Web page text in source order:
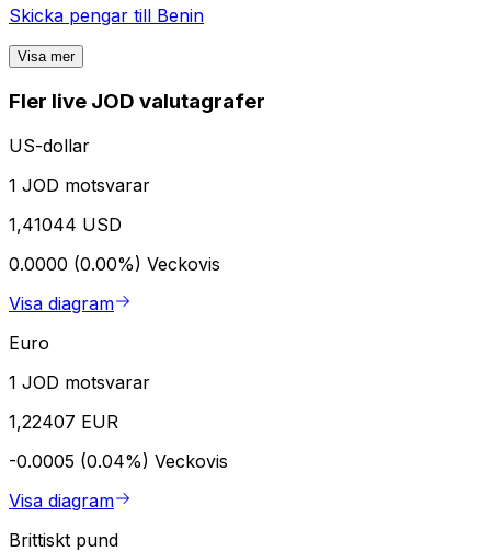
Skicka pengar till Benin
Visa mer
Fler live JOD valutagrafer
US-dollar
1 JOD motsvarar
1,41044 USD
0.0000 (0.00%) Veckovis
Visa diagram
Euro
1 JOD motsvarar
1,22407 EUR
-0.0005 (0.04%) Veckovis
Visa diagram
Brittiskt pund